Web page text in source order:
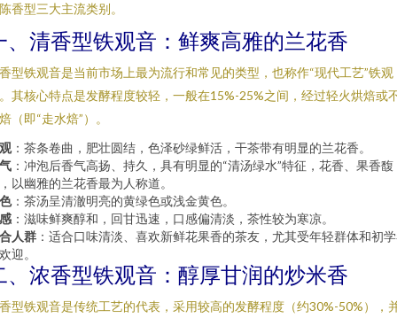
香型三大主流类别。
、清香型铁观音：鲜爽高雅的兰花香
型铁观音是当前市场上最为流行和常见的类型，也称作“现代工艺”铁观
其核心特点是发酵程度较轻，一般在15%-25%之间，经过轻火烘焙或
（即“走水焙”）。
：茶条卷曲，肥壮圆结，色泽砂绿鲜活，干茶带有明显的兰花香。
：冲泡后香气高扬、持久，具有明显的“清汤绿水”特征，花香、果香馥
以幽雅的兰花香最为人称道。
：茶汤呈清澈明亮的黄绿色或浅金黄色。
：滋味鲜爽醇和，回甘迅速，口感偏清淡，茶性较为寒凉。
人群 ：适合口味清淡、喜欢新鲜花果香的茶友，尤其受年轻群体和初
迎。
、浓香型铁观音：醇厚甘润的炒米香
型铁观音是传统工艺的代表，采用较高的发酵程度（约30%-50%），